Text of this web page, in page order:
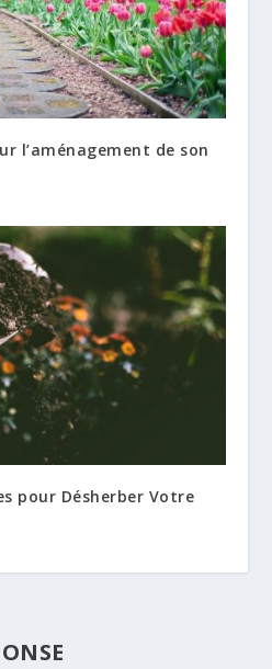
l’aménagement de son
pour Désherber Votre